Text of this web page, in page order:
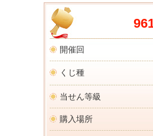
開催回
くじ種
当せん等級
購入場所